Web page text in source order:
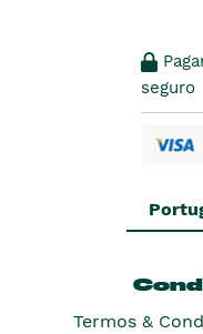
seguro
Termos &